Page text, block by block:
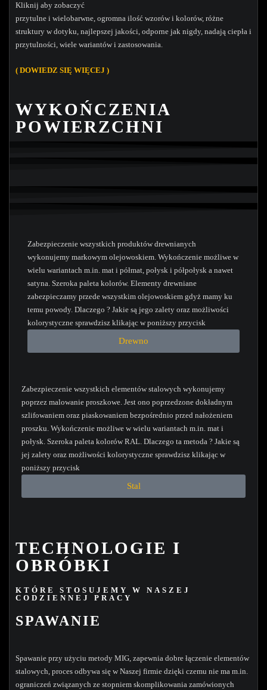
Kliknij aby zobaczyć
przytulne i wielobarwne, ogromna ilość wzorów i kolorów, różne
struktury w dotyku, najlepszej jakości, odporne jak nigdy, nadają ciepła i
przytulności, wiele wariantów i zastosowania.
( DOWIEDZ SIĘ WIĘCEJ )
WYKOŃCZENIA
POWIERZCHNI
Zabezpieczenie wszystkich produktów drewnianych
wykonujemy markowym olejowoskiem. Wykończenie możliwe w
wielu wariantach m.in. mat i półmat, połysk i półpołysk a nawet
satyna. Szeroka paleta kolorów. Elementy drewniane
zabezpieczamy przede wszystkim olejowoskiem gdyż mamy ku
temu powody. Dlaczego ? Jakie są jego zalety oraz możliwości
kolorystyczne sprawdzisz klikając w poniższy przycisk
Drewno
Zabezpieczenie wszystkich elementów stalowych wykonujemy
poprzez malowanie proszkowe. Jest ono poprzedzone dokładnym
szlifowaniem oraz piaskowaniem bezpośrednio przed nałożeniem
proszku. Wykończenie możliwe w wielu wariantach m.in. mat i
połysk. Szeroka paleta kolorów RAL. Dlaczego ta metoda ? Jakie są
jej zalety oraz możliwości kolorystyczne sprawdzisz klikając w
poniższy przycisk
Stal
TECHNOLOGIE I
OBRÓBKI
KTÓRE STOSUJEMY W NASZEJ
CODZIENNEJ PRACY
SPAWANIE
Spawanie przy użyciu metody MIG, zapewnia dobre łączenie elementów
stalowych, proces odbywa się w Naszej firmie dzięki czemu nie ma m.in.
ograniczeń związanych ze stopniem skomplikowania zamówionych